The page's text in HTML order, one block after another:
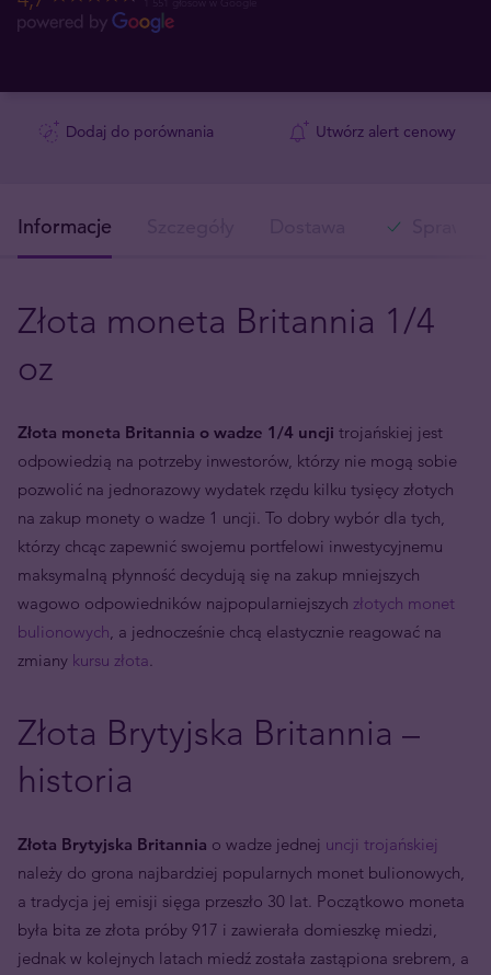
Dodaj do porównania Utwórz alert cenowy
Informacje
Złota moneta Britannia 1/4
oz
Złota moneta Britannia o wadze 1/4 uncji trojańskiej jest
odpowiedzią na potrzeby inwestorów, którzy nie mogą sobie
pozwolić na jednorazowy wydatek rzędu kilku tysięcy złotych
na zakup monety o wadze 1 uncji. To dobry wybór dla tych,
którzy chcąc zapewnić swojemu portfelowi inwestycyjnemu
maksymalną płynność decydują się na zakup mniejszych
wagowo odpowiedników najpopularniejszych złotych monet
bulionowych, a jednocześnie chcą elastycznie reagować na
zmiany kursu złota.
Złota Brytyjska Britannia –
historia
Złota Brytyjska Britannia o wadze jednej uncji trojańskiej
należy do grona najbardziej popularnych monet bulionowych,
a tradycja jej emisji sięga przeszło 30 lat. Początkowo moneta
była bita ze złota próby 917 i zawierała domieszkę miedzi,
jednak w kolejnych latach miedź została zastąpiona srebrem, a